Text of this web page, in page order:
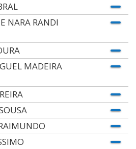
NARA RANDI
MADEIRA